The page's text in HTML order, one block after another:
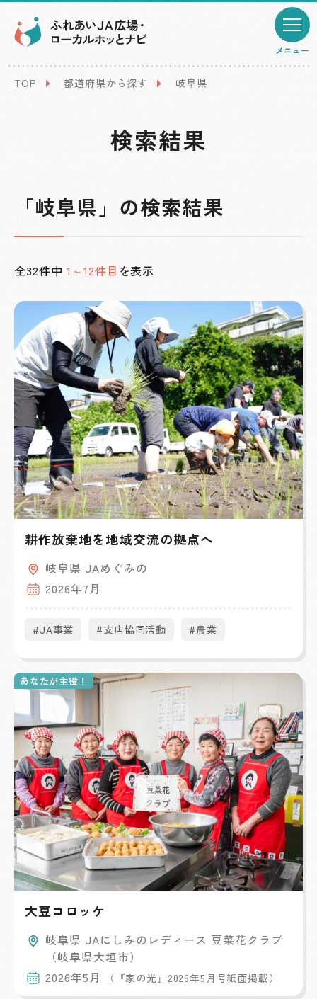
メニュー
TOP 都道府県から探す 岐阜県
検索結果
「岐阜県」の検索結果
全32件中 1～12件目 を表示
耕作放棄地を地域交流の拠点へ
岐阜県 JAめぐみの
2026年7月
#JA事業 #支店協同活動 #農業
あなたが主役！
大豆コロッケ
岐阜県 JAにしみのレディース 豆菜花クラブ
（岐阜県大垣市）
2026年5月
（『家の光』2026年5月号紙面掲載）